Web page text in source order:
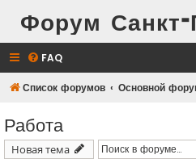
Форум Санкт-
FAQ
Список форумов Основной
Работа
Новая тема